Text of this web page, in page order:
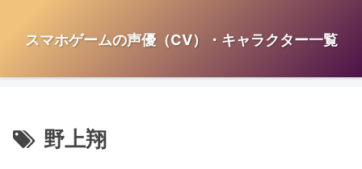
スマホゲームの声優（CV）・キャラクター一覧
野上翔